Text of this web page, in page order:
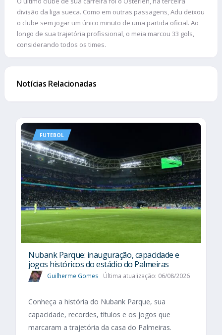
divisão da liga sueca. Como em outras passagens, Adu deixou
o clube sem jogar um único minuto de uma partida oficial. Ao
longo de sua trajetória profissional, o meia marcou 33 gols,
considerando todos os times.
Notícias Relacionadas
FUTEBOL
Nubank Parque: inauguração, capacidade e
jogos históricos do estádio do Palmeiras
Guilherme Gomes Última atualização: 06/08/2026
Conheça a história do Nubank Parque, sua
capacidade, recordes, títulos e os jogos que
marcaram a trajetória da casa do Palmeiras.